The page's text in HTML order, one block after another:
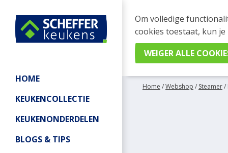
HOME
KEUKENCOLLECTIE
KEUKENONDERDELEN
BLOGS & TIPS
WEBSHOP
Je kan tijdelijk geen
Home /Webshop / Steamer/
Om volledige
cookies toestaat, kun